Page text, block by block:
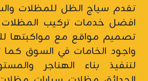
تقدم سياج الظل للمظلات
افضل خدمات تركيب المظلات
تصميم مواقع مع مواكبتها
واجود الخامات في السوق
لتنفيذ بناء الهناجر